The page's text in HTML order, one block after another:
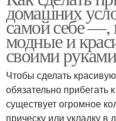
домашних
самой себе —,
модные и
своими
Чтобы сделать
обязательно
существует огромное
прическу или укладку